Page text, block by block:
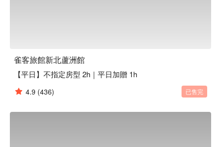
雀客旅館新北蘆洲館
【平日】不指定房型 2h｜平日加贈 1h
4.9 (436) 已售完